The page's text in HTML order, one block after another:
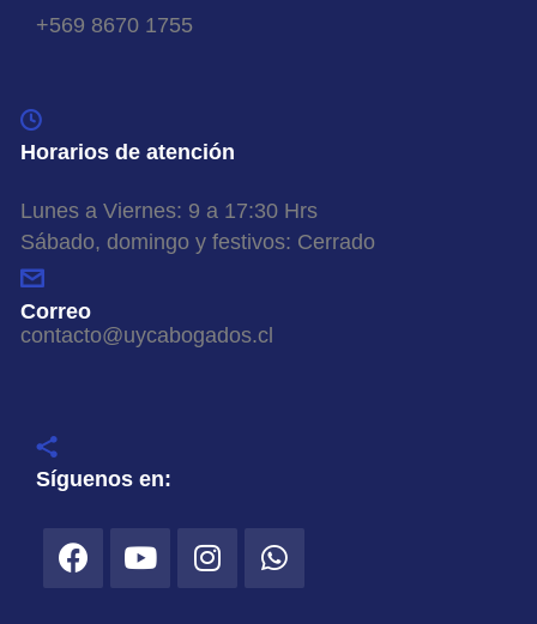
+569 8670 1755
Horarios de atención
Lunes a Viernes: 9 a 17:30 Hrs
Sábado, domingo y festivos: Cerrado
Correo
contacto@uycabogados.cl
Síguenos en: